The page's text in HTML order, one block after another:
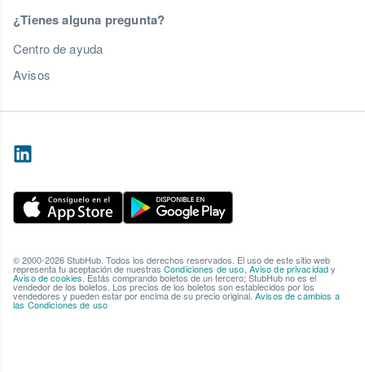
¿Tienes alguna pregunta?
Centro de ayuda
Avisos
© 2000-2026 StubHub. Todos los derechos reservados. El uso de este sitio web
representa tu aceptación de nuestras Condiciones de uso, Aviso de privacidady
Aviso de cookies. Estás comprando boletos de un tercero; StubHub no es el
vendedor de los boletos. Los precios de los boletos son establecidos por los
vendedores y pueden estar por encima de su precio original. Avisos de cambios a
las Condiciones de uso